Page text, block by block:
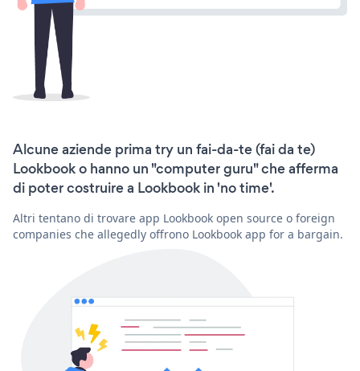
Alcune aziende prima try un fai-da-te (fai da te)
Lookbook o hanno un "computer guru" che afferma
di poter costruire a Lookbook in 'no time'.
Altri tentano di trovare app Lookbook open source o foreign
companies che allegedly offrono Lookbook app for a bargain.